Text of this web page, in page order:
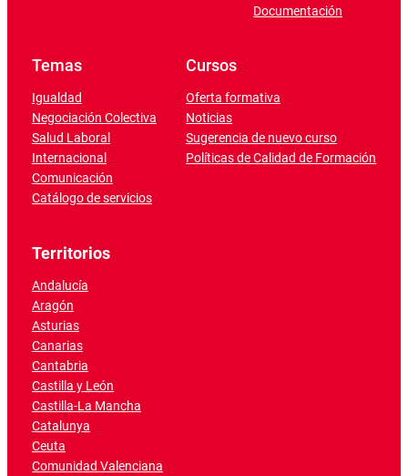
Documentación
Temas
Igualdad
Negociación Colectiva
Salud Laboral
Internacional
Comunicación
Catálogo de servicios
Cursos
Oferta formativa
Noticias
Sugerencia de nuevo curso
Políticas de Calidad de Formación
Territorios
Andalucía
Aragón
Asturias
Canarias
Cantabria
Castilla y León
Castilla-La Mancha
Catalunya
Ceuta
Comunidad Valenciana